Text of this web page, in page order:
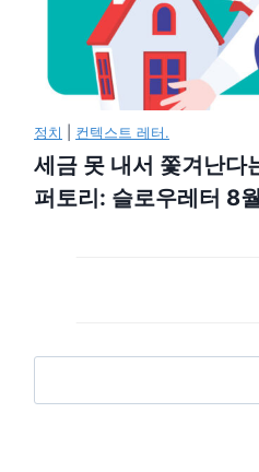
정치 컨텍스트 레터.
세금 못 내서 쫓겨난다
퍼토리: 슬로우레터 8